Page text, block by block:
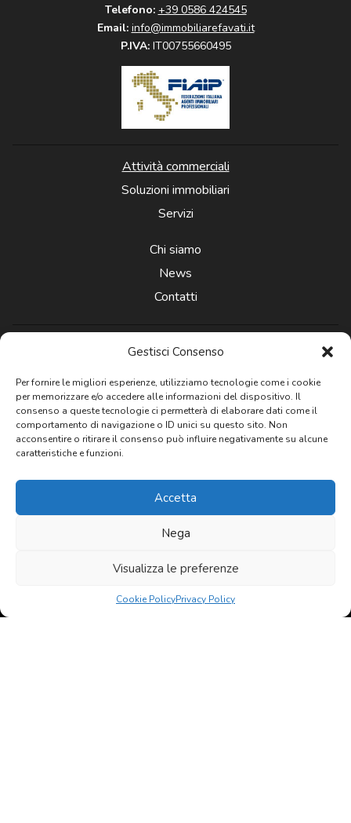
Gestisci Consenso
Per fornire le migliori esperienze, utilizziamo tecnologie come i cookie
per memorizzare e/o accedere alle informazioni del dispositivo. Il
consenso a queste tecnologie ci permetterà di elaborare dati come il
comportamento di navigazione o ID unici su questo sito. Non
acconsentire o ritirare il consenso può influire negativamente su alcune
caratteristiche e funzioni.
Accetta
Nega
Visualizza le preferenze
Cookie PolicyPrivacy Policy
Telefono: +39 0586 424545
Email: info@immobiliarefavati.it
P.IVA:IT00755660495
Attività commerciali
Soluzioni immobiliari
Servizi
Chi siamo
News
Contatti
Newsletter
Privacy: Acconsento al trattamentodei dati personali
© 2020 - 2026 All rights reserved Agenzia Immobiliare Favati
Contatti
Privacy policy